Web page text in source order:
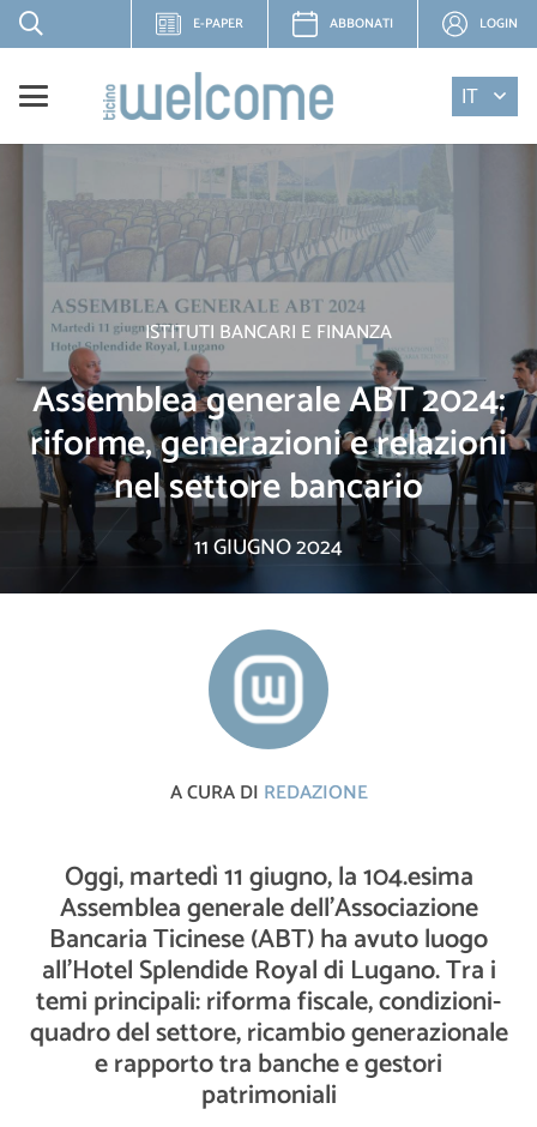
E-PAPER ABBONATI LOGIN
IT
ISTITUTI BANCARI E FINANZA
Assemblea generale ABT 2024:
riforme, generazioni e relazioni
nel settore bancario
11 GIUGNO 2024
A CURA DI REDAZIONE
Oggi, martedì 11 giugno, la 104.esima
Assemblea generale dell’Associazione
Bancaria Ticinese (ABT) ha avuto luogo
all’Hotel Splendide Royal di Lugano. Tra i
temi principali: riforma fiscale, condizioni-
quadro del settore, ricambio generazionale
e rapporto tra banche e gestori
patrimoniali